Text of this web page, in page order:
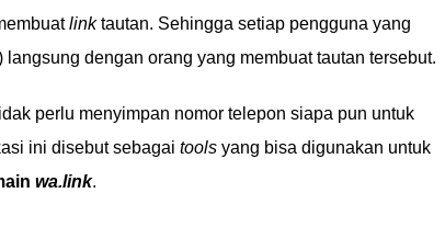
linktautan. Sehingga setiap pengguna yang
langsung dengan orang yang membuat tautan tersebut.
perlu menyimpan nomor telepon siapa pun untuk
ini disebut sebagai tools yang bisa digunakan untuk
wa.link.